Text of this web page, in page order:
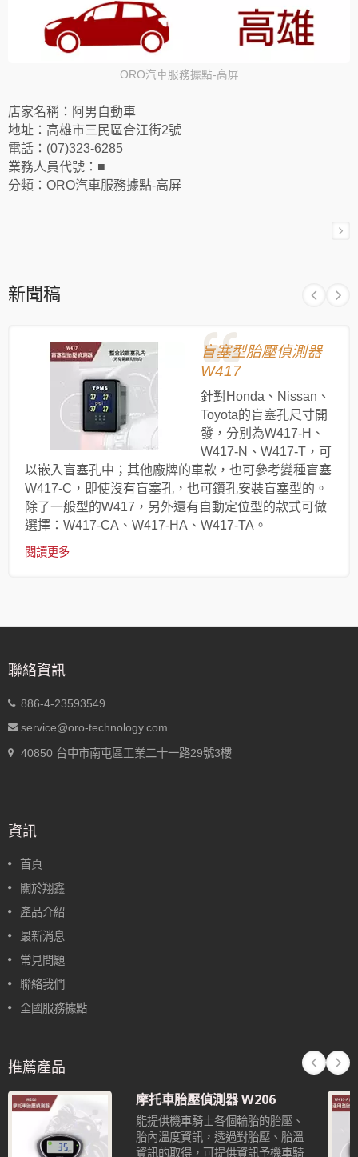
ORO汽車服務據點-高屏
店家名稱：阿男自動車
地址：高雄市三民區合江街2號
電話：(07)323-6285
業務人員代號：■
分類：ORO汽車服務據點-高屏
新聞稿
盲塞型胎壓偵測器
W417
針對Honda、Nissan、
Toyota的盲塞孔尺寸開
發，分別為W417-H、
W417-N、W417-T，可
以嵌入盲塞孔中；其他廠牌的車款，也可參考變種盲塞
W417-C，即使沒有盲塞孔，也可鑽孔安裝盲塞型的。
除了一般型的W417，另外還有自動定位型的款式可做
選擇：W417-CA、W417-HA、W417-TA。
閱讀更多
聯絡資訊
886-4-23593549
service@oro-technology.com
40850 台中市南屯區工業二十一路29號3樓
資訊
首頁
關於翔鑫
產品介紹
最新消息
常見問題
聯絡我們
全國服務據點
推薦產品
摩托車胎壓偵測器 W206
能提供機車騎士各個輪胎的胎壓、
胎內溫度資訊，透過對胎壓、胎溫
資訊的取得，可提供資訊予機車騎